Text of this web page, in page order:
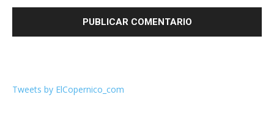
Tweets by ElCopernico_com